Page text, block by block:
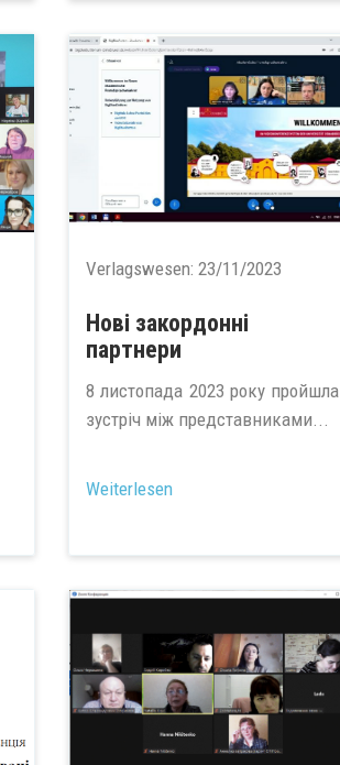
Verlagswesen: 23/11/2023
Нові закордонні
партнери
8 листопада 2023 року пройшла
зустріч між представниками...
Weiterlesen